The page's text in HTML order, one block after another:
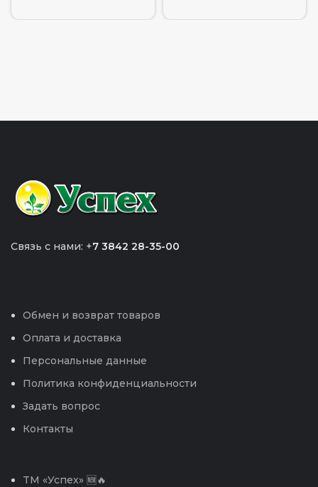
Связь с нами: +7 3842 28-35-00
Обмен и возврат товаров
Оплата и доставка
Персональные данные
Политика конфиденциальности
Задать вопрос
Контакты
TM «Успех» 🆕🔥